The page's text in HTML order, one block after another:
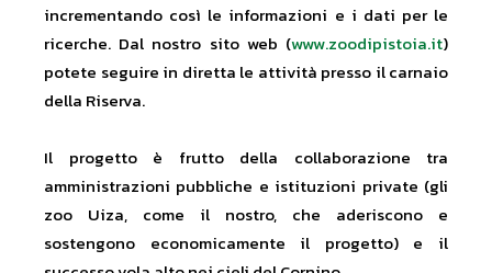
incrementando così le informazioni e i dati per le
ricerche. Dal nostro sito web (www.zoodipistoia.it)
potete seguire in diretta le attività presso il carnaio
della Riserva.
Il progetto è frutto della collaborazione tra
amministrazioni pubbliche e istituzioni private (gli
zoo Uiza, come il nostro, che aderiscono e
sostengono economicamente il progetto) e il